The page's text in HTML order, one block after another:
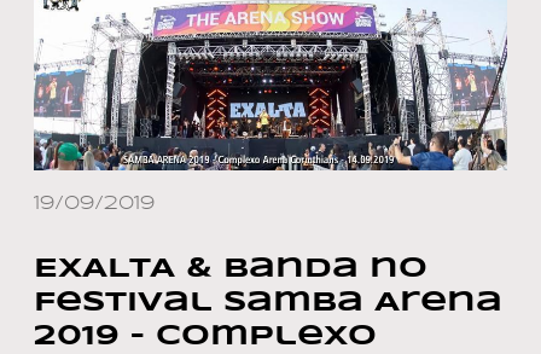
19/09/2019
EXALTA & Banda no
Festival Samba Arena
2019 – Complexo